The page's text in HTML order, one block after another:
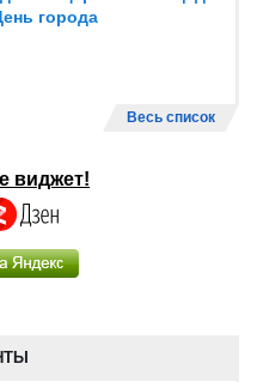
города
Весь список
виджет!